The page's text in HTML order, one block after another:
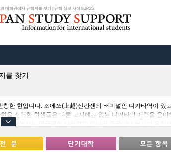
대학원에서 유학지를 찾기 | 유학 정보 사이트JPSS
를 찾기
한 현입니다. 조에쓰(上越)신칸센의 터미널인 니가타역이 있
을 선택한 학생들은 다른 도시에는 없는 니가타의 매력을 음미
타현에서는 영국권의 나라뿐만 아니라 중국이나 러시아 유학
니가타의 분위기를 느낄 수 있을 것입니다.